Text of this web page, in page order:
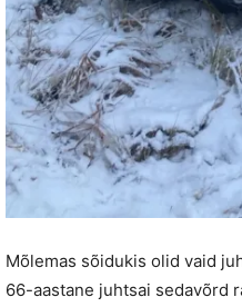
Mõlemas sõidukis olid vaid
66-aastane juhtsai sedavõrd